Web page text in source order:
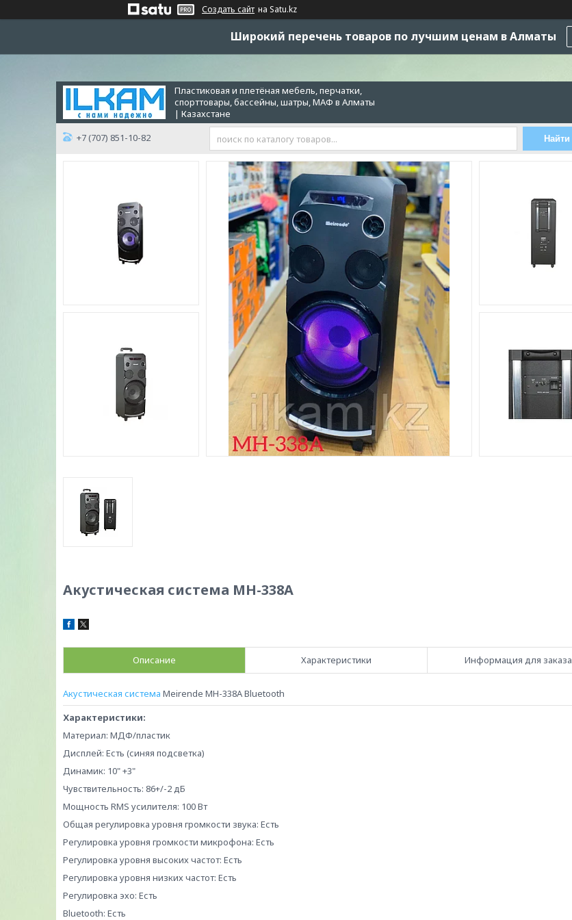
Создать сайт на Satu.kz
Широкий перечень товаров по лучшим ценам в Алматы
Пластиковая и плетёная мебель, перчатки,
спорттовары, бассейны, шатры, МАФ в Алматы
| Казахстане
+7 (707) 851-10-82 Найти
Акустическая система MH-338A
Описание Характеристики Информация для заказа
Акустическая система Meirende MH-338A Bluetooth
Характеристики:
Материал: МДФ/пластик
Дисплей: Есть (синяя подсветка)
Динамик: 10" +3"
Чувствительность: 86+/-2 дБ
Мощность RMS усилителя: 100 Вт
Общая регулировка уровня громкости звука: Есть
Регулировка уровня громкости микрофона: Есть
Регулировка уровня высоких частот: Есть
Регулировка уровня низких частот: Есть
Регулировка эхо: Есть
Bluetooth: Есть